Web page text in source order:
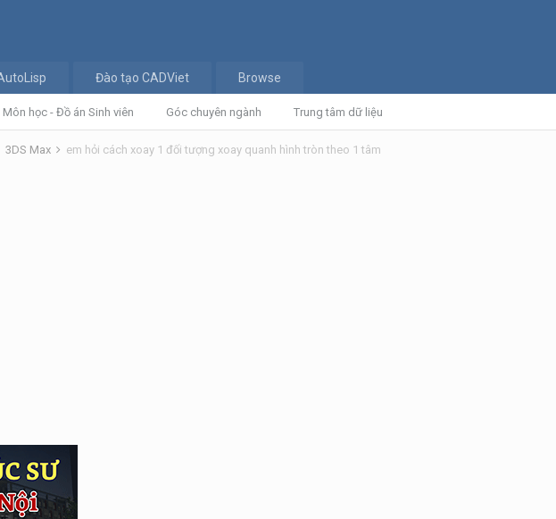
Môn học - Đồ án Sinh viên Góc chuyên ngành Trung tâm dữ liệu
Đào tạo CADViet Browse
3DS Max em hỏi cách xoay 1 đối tượng xoay quanh hình tròn theo 1 tâm